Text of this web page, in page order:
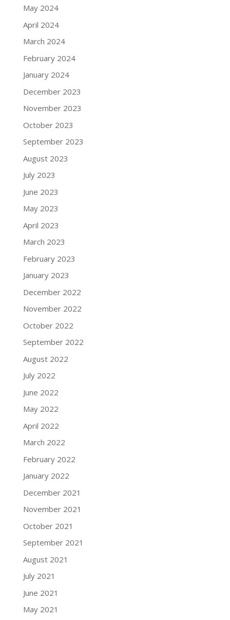
May 2024
April 2024
March 2024
February 2024
January 2024
December 2023
November 2023
October 2023
September 2023
August 2023
July 2023
June 2023
May 2023
April 2023
March 2023
February 2023
January 2023
December 2022
November 2022
October 2022
September 2022
August 2022
July 2022
June 2022
May 2022
April 2022
March 2022
February 2022
January 2022
December 2021
November 2021
October 2021
September 2021
August 2021
July 2021
June 2021
May 2021